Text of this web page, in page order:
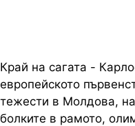
Край на сагата -
европейското
тежести в Молдова,
болките в рамото,